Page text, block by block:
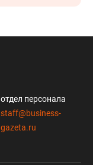
отдел персонала
staff@business-
gazeta.ru